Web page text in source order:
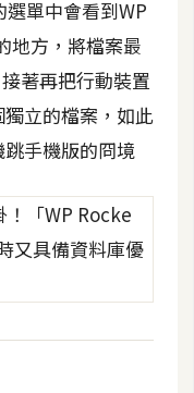
單中會看到WP
地方，將檔案最
著再把行動裝置
立的檔案，如此
手機版的冏境